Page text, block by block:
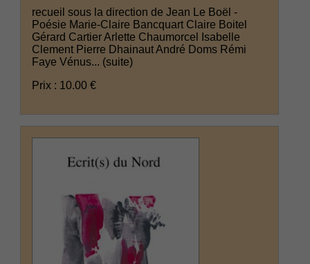
recueil sous la direction de Jean Le Boël -
Poésie Marie-Claire Bancquart Claire Boitel
Gérard Cartier Arlette Chaumorcel Isabelle
Clement Pierre Dhainaut André Doms Rémi
Faye Vénus... (suite)
Prix : 10.00 €